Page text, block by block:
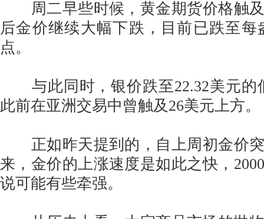
周二早些时候，黄金期货价格触及
后金价继续大幅下跌，目前已跌至每
点。
与此同时，银价跌至22.32美元的
此前在亚洲交易中曾触及26美元上方。
正如昨天提到的，自上周初金价突
来，金价的上涨速度是如此之快，
说可能有些牵强。